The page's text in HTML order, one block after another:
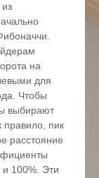
на
для
Чтобы
выбирают
правило, пик
расстояние
100%. Эти